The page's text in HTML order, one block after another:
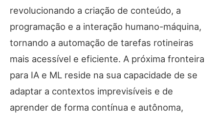
revolucionando a criação de conteúdo, a
programação e a interação humano-máquina,
tornando a automação de tarefas rotineiras
mais acessível e eficiente. A próxima fronteira
para IA e ML reside na sua capacidade de se
adaptar a contextos imprevisíveis e de
aprender de forma contínua e autônoma,